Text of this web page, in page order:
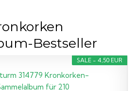
Bestseller
SALE - 4,50 EUR